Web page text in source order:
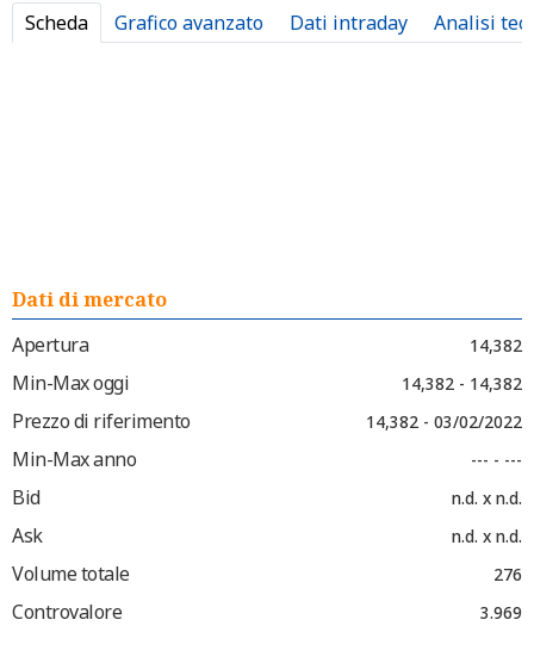
Scheda Grafico avanzato Dati intraday Analisi
Dati di mercato
Apertura
14,382
Min-Max oggi 14,382 - 14,382
Prezzo di riferimento 14,382 - 03/02/2022
Min-Max anno --- - ---
Bid n.d. x n.d.
Ask n.d. x n.d.
Volume totale 276
Controvalore 3.969